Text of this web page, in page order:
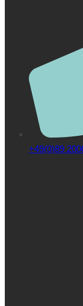
+49(0)89